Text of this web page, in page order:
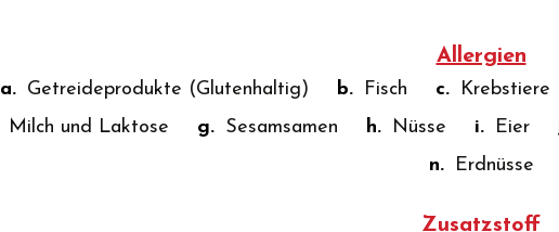
Allergien
a. Getreideprodukte (Glutenhaltig) b. Fisch c. Krebstiere
Milch und Laktose g. Sesamsamen h. Nüsse i. Eier
n.
Erdnüsse
Zusatzstoff